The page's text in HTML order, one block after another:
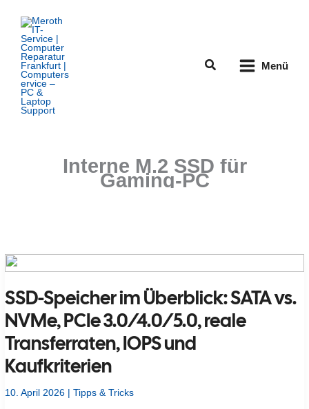
Inhalt
springen
Suchen Menü
Interne M.2 SSD für
Gaming-PC
SSD-Speicher im Überblick: SATA vs.
NVMe, PCIe 3.0/4.0/5.0, reale
Transferraten, IOPS und
Kaufkriterien
10. April 2026 |Tipps & Tricks